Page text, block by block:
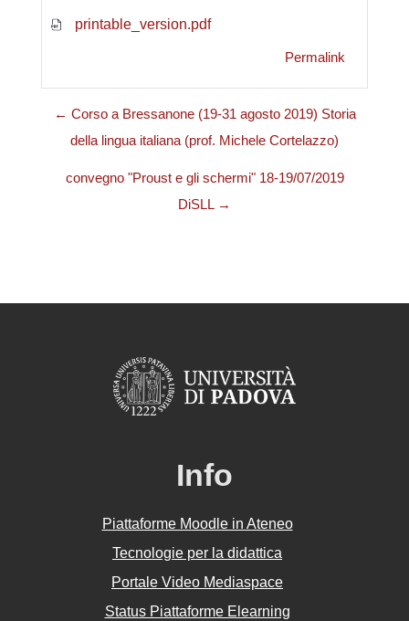
printable_version.pdf
Permalink
← Corso a Bressanone (19-31 agosto 2019) Storia
della lingua italiana (prof. Michele Cortelazzo)
convegno "Proust e gli schermi" 18-19/07/2019
DiSLL →
Info
Piattaforme Moodle in Ateneo
Tecnologie per la didattica
Portale Video Mediaspace
Status Piattaforme Elearning